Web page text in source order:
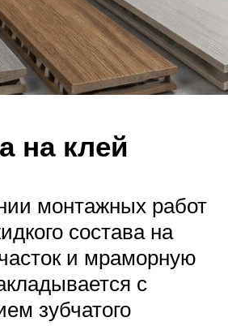
на клей
монтажных работ
состава на
и мраморную
с
зубчатого